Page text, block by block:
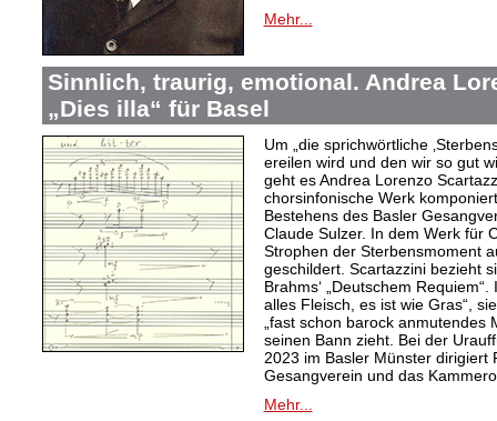
Mehr...
Sinnlich, traurig, emotional. Andrea
„Dies illa“ für Basel
Um „die sprichwörtliche
ereilen wird und den wir so gut
geht es Andrea Lorenzo
chorsinfonische Werk
Bestehens des Basler
Claude Sulzer. In dem Werk für
Strophen der Sterbensmoment
geschildert. Scartazzini bezieht
Brahms‘ „Deutschem
alles Fleisch, es ist wie Gras“,
„fast schon barock anmutendes
seinen Bann zieht. Bei der
2023 im Basler Münster dirigiert
Gesangverein und das
Mehr...